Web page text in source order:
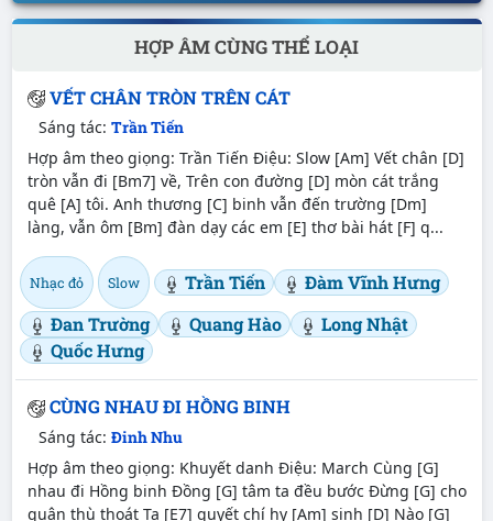
HỢP ÂM CÙNG THỂ LOẠI
VẾT CHÂN TRÒN TRÊN CÁT
Sáng tác: Trần Tiến
Hợp âm theo giọng: Trần Tiến Điệu: Slow [Am] Vết chân [D]
tròn vẫn đi [Bm7] về, Trên con đường [D] mòn cát trắng
quê [A] tôi. Anh thương [C] binh vẫn đến trường [Dm]
làng, vẫn ôm [Bm] đàn dạy các em [E] thơ bài hát [F] q...
Nhạc đỏ Slow Trần Tiến
Đàm Vĩnh Hưng
Đan Trường
Quang Hào
Long Nhật
Quốc Hưng
CÙNG NHAU ĐI HỒNG BINH
Sáng tác: Đinh Nhu
Hợp âm theo giọng: Khuyết danh Điệu: March Cùng [G]
nhau đi Hồng binh Đồng [G] tâm ta đều bước Đừng [G] cho
quân thù thoát Ta [E7] quyết chí hy [Am] sinh [D] Nào [G]